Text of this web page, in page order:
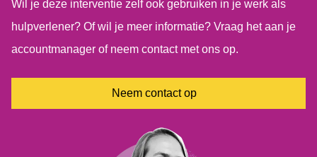
Je sociale netwerk in kaart (CRA-procedure 5)
Proefperiode instellen (CRA-procedure 6)
Heb meer plezier (CRA-procedure 8)
Bereid je voor op vallen en opstaan (CRA-procedure 9)
Wil je deze interventie zelf ook gebruiken in je werk als
hulpverlener? Of wil je meer informatie? Vraag het aan je
accountmanager of neem contact met ons op.
Neem contact op